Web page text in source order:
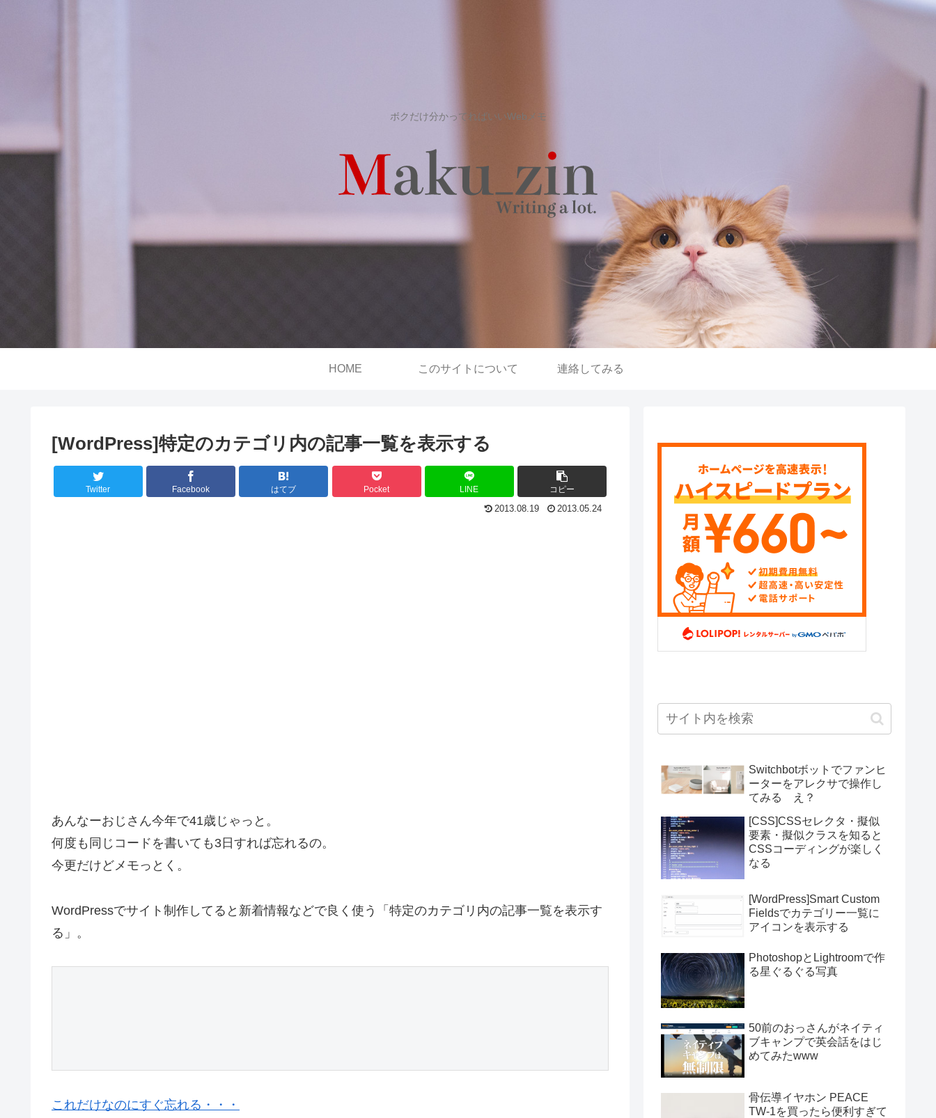
ボクだけ分かってればいいWebメモ
HOME このサイトについて 連絡してみる
[WordPress]特定のカテゴリ内の記事一覧を表示する
Twitter Facebook はてブ Pocket LINE コピー
2013.08.19 2013.05.24
あんなーおじさん今年で41歳じゃっと。
何度も同じコードを書いても3日すれば忘れるの。
今更だけどメモっとく。
WordPressでサイト制作してると新着情報などで良く使う「特定のカテゴリ内の記事一覧を表示す
る」。
これだけなのにすぐ忘れる・・・
Switchbotボットでファンヒ
ーターをアレクサで操作し
てみる え？
[CSS]CSSセレクタ・擬似
要素・擬似クラスを知ると
CSSコーディングが楽しく
なる
[WordPress]Smart Custom
Fieldsでカテゴリー一覧に
アイコンを表示する
PhotoshopとLightroomで作
る星ぐるぐる写真
50前のおっさんがネイティ
ブキャンプで英会話をはじ
めてみたwww
骨伝導イヤホン PEACE
TW-1を買ったら便利すぎて